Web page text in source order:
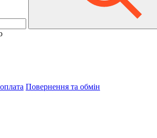
Повернення та обмін